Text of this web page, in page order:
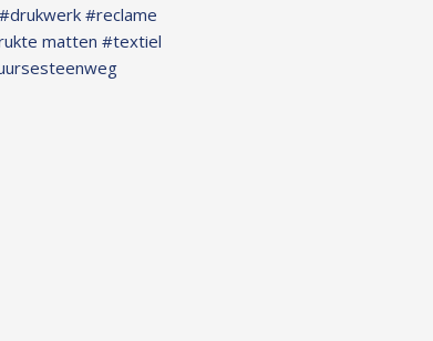
#reclame
matten #textiel